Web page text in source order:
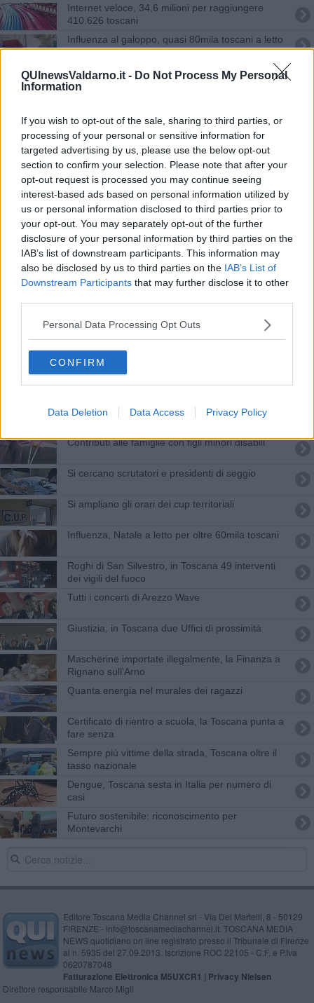
QUInewsValdarno.it - Do Not Process My Personal
Information
If you wish to opt-out of the sale, sharing to third parties, or
processing of your personal or sensitive information for
targeted advertising by us, please use the below opt-out
section to confirm your selection. Please note that after your
opt-out request is processed you may continue seeing
interest-based ads based on personal information utilized by
us or personal information disclosed to third parties prior to
your opt-out. You may separately opt-out of the further
disclosure of your personal information by third parties on the
IAB’s list of downstream participants. This information may
also be disclosed by us to third parties on the IAB’s List of
Downstream Participants that may further disclose it to other
Personal Data Processing Opt Outs
CONFIRM
Data Deletion Data Access Privacy Policy
Internet veloce, 34,6 milioni per raggiungere
410.626 toscani
Influenza al galoppo, quasi 80mila toscani a letto
L'omaggio di Muccia a Cavriglia
Il vento soffia sulla panchina gigante
Moby Dick Festival, c’è il mitico prof Barbero
Arezzo Wave 2023, grande successo del Festival
Capodanno, ecco la Toscana che fa il pieno di
turisti
Eccellenza del territorio, Toscana regina di
Bandiere arancioni
Graduatoria provvisoria per le case popolari
Medico aretino in Armenia a combattere il Covid
Covid: non sai prenotare il vaccino? Vieni da noi
Contributi alle famiglie con figli minori disabili
Si cercano scrutatori e presidenti di seggio
Si ampliano gli orari dei cup territoriali
Influenza, Natale a letto per oltre 60mila toscani
Roghi di San Silvestro, in Toscana 49 interventi
dei vigili del fuoco
Tutti i concerti di Arezzo Wave
Giustizia, in Toscana due Uffici di prossimità
Mascherine importate illegalmente, la Finanza a
Rignano sull'Arno
Quanta energia nel murales dei ragazzi
Certificato di rientro a scuola, la Toscana punta a
fare senza
Sempre più vittime della strada, Toscana oltre il
tasso nazionale
Dengue, Toscana sesta in Italia per numero di
casi
Futuro sostenibile: riconoscimento per
Montevarchi
Editore Toscana Media Channel srl - Via Dei Martelli, 8 - 50129
FIRENZE - info@toscanamediachannel.it. TOSCANA MEDIA
NEWS quotidiano on line registrato presso il Tribunale di Firenze
al n. 5935 del 27.09.2013. Iscrizione ROC 22105 - C.F. e P.Iva
0620787048
Fatturazione Elettronica M5UXCR1 | Privacy Nielsen
Direttore responsabile Marco Migli